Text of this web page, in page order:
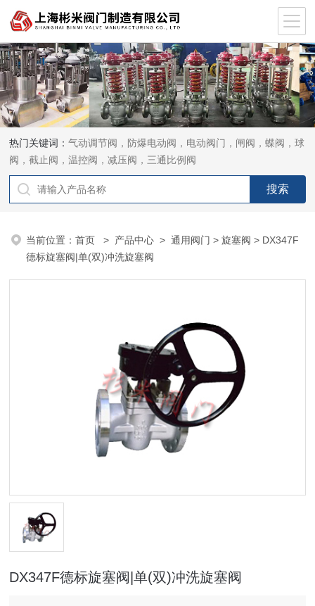
热门关键词：气动调节阀，防爆电动阀，电动阀门，闸阀，蝶阀，球
阀，截止阀，温控阀，减压阀，三通比例阀
当前位置：首页 > 产品中心 >通用阀门 >旋塞阀 > DX347F
德标旋塞阀|单(双)冲洗旋塞阀
DX347F德标旋塞阀|单(双)冲洗旋塞阀